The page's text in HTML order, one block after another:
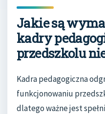
Jakie są
kadry
przedszkolu
Kadra pedagogiczna
funkcjonowaniu
dlatego ważne jest